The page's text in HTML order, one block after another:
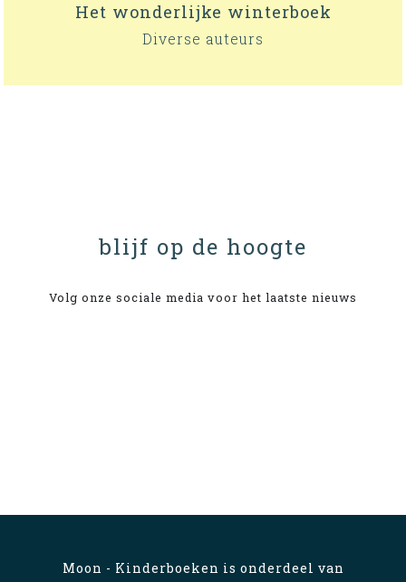
Het wonderlijke winterboek
Diverse auteurs
blijf op de hoogte
Volg onze sociale media voor het laatste nieuws
Moon - Kinderboeken is onderdeel van